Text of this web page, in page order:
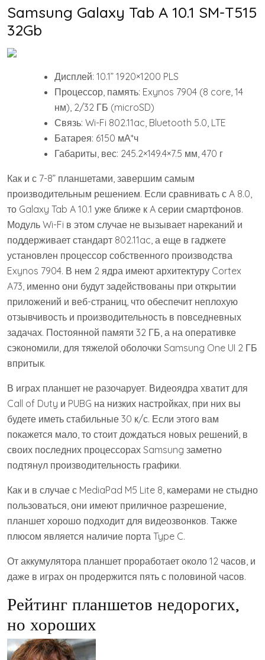
Samsung Galaxy Tab A 10.1 SM-T515
32Gb
Дисплей: 10.1” 1920×1200 PLS
Процессор, память: Exynos 7904 (8 core, 14
нм), 2/32 ГБ (microSD)
Связь: Wi-Fi 802.11ac, Bluetooth 5.0, LTE
Батарея: 6150 мА*ч
Габариты, вес: 245.2×149.4×7.5 мм, 470 г
Как и с 7-8” планшетами, завершим самым
производительным решением. Если сравнивать с A 8.0,
то Galaxy Tab A 10.1 уже ближе к A серии смартфонов.
Модуль Wi-Fi в этом случае не вызывает нареканий и
поддерживает стандарт 802.11ac, а еще в гаджете
установлен процессор собственного производства
Exynos 7904. В нем 2 ядра имеют архитектуру Cortex
A73, именно они будут задействованы при открытии
приложений и веб-страниц, что обеспечит неплохую
отзывчивость и производительность в повседневных
задачах. Постоянной памяти 32 ГБ, а на оперативке
сэкономили, для тяжелой оболочки Samsung One UI 2 ГБ
впритык.
В играх планшет не разочарует. Видеоядра хватит для
Call of Duty и PUBG на низких настройках, при них вы
будете иметь стабильные 30 к/с. Если этого вам
покажется мало, то стоит дождаться новых решений, в
своих последних процессорах Samsung заметно
подтянул производительность графики.
Как и в случае с MediaPad M5 Lite 8, камерами не стыдно
пользоваться, они имеют приличное разрешение,
планшет хорошо подходит для видеозвонков. Также
плюсом является наличие порта Type C.
От аккумулятора планшет проработает около 12 часов, и
даже в играх он продержится пять с половиной часов.
Рейтинг планшетов недорогих,
но хороших